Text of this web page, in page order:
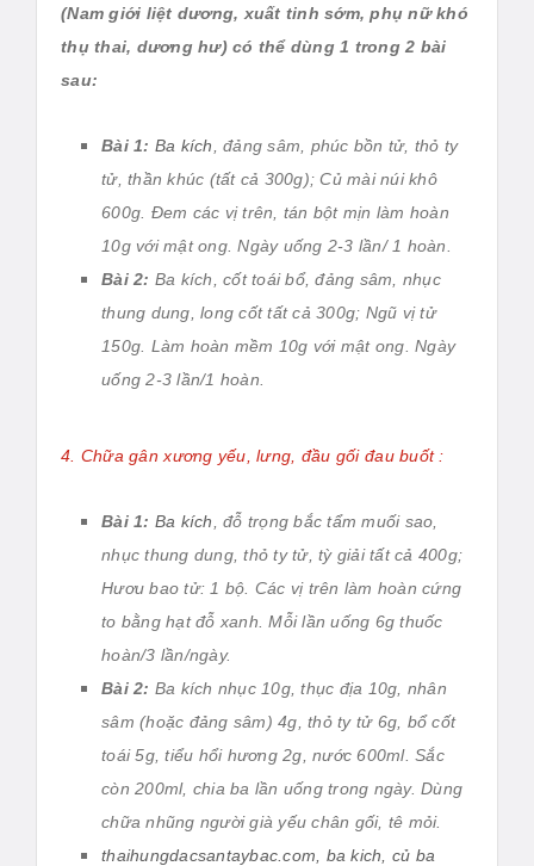
(Nam giới liệt dương, xuất tinh sớm, phụ nữ khó
thụ thai, dương hư) có thể dùng 1 trong 2 bài
sau:
Bài 1: Ba kích, đảng sâm, phúc bồn tử, thỏ ty
tử, thần khúc (tất cả 300g); Củ mài núi khô
600g. Đem các vị trên, tán bột mịn làm hoàn
10g với mật ong. Ngày uống 2-3 lần/ 1 hoàn.
Bài 2: Ba kích, cốt toái bổ, đảng sâm, nhục
thung dung, long cốt tất cả 300g; Ngũ vị tử
150g. Làm hoàn mềm 10g với mật ong. Ngày
uống 2-3 lần/1 hoàn.
4. Chữa gân xương yếu, lưng, đầu gối đau buốt :
Bài 1: Ba kích
, đỗ trọng bắc tẩm muối sao,
nhục thung dung, thỏ ty tử, tỳ giải tất cả 400g;
Hươu bao tử: 1 bộ. Các vị trên làm hoàn cứng
to bằng hạt đỗ xanh. Mỗi lần uống 6g thuốc
hoàn/3 lần/ngày.
Bài 2: Ba kích nhục 10g, thục địa 10g, nhân
sâm (hoặc đảng sâm) 4g, thỏ ty tử 6g, bổ cốt
toái 5g, tiểu hổi hương 2g, nước 600ml. Sắc
còn 200ml, chia ba lần uống trong ngày. Dùng
chữa nhũng người già yếu chân gối, tê mỏi.
thaihungdacsantaybac.com, ba kich, củ ba